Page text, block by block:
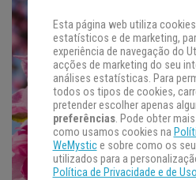
Esta página web utiliza
estatísticos e de marketing,
experiência de navegação do
acções de marketing do seu
análises estatísticas. Para
todos os tipos de cookies,
pretender escolher apenas
preferências. Pode obter
como usamos cookies na
WeMystice sobre como os
utilizados para a
Política de Privacidade e de